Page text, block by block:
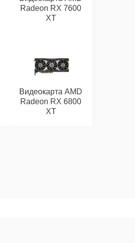
Radeon RX 7600
XT
Видеокарта AMD
Radeon RX 6800
XT